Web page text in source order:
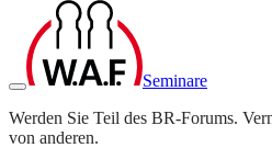
Seminare
Werden Sie Teil des BR-Forums.
von anderen.